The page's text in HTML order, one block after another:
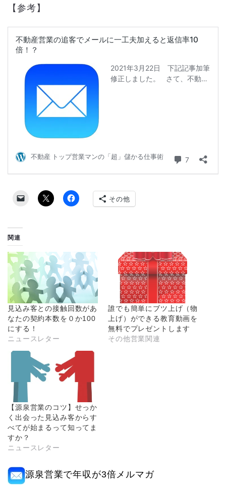
【参考】
その他
関連
見込み客との接触回数があ
なたの契約本数を０か100
にする！
ニュースレター
誰でも簡単にブツ上げ（物
上げ）ができる教育動画を
無料でプレゼントします
その他営業関連
【源泉営業のコツ】せっか
く出会った見込み客からす
べてが始まるって知ってま
すか？
ニュースレター
源泉営業で年収が3倍メルマガ